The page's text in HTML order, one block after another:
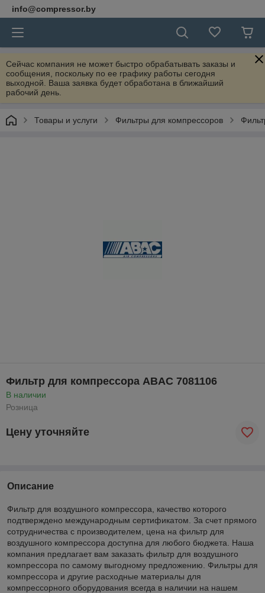
info@compressor.by
Сейчас компания не может быстро обрабатывать заказы и
сообщения, поскольку по ее графику работы сегодня
выходной. Ваша заявка будет обработана в ближайший
рабочий день.
Товары и услуги Фильтры для компрессоров
Фильтр для компрессора ABAC 7081106
В наличии
Розница
Цену уточняйте
Описание
Фильтр для воздушного компрессора, качество которого
подтверждено международным сертификатом. За счет прямого
сотрудничества с производителем, цена на фильтр для
воздушного компрессора доступна для любого бюджета. Наша
компания предлагает вам заказать фильтр для воздушного
компрессора по самому выгодному предложению. Фильтры для
компрессора и другие расходные материалы для
компрессорного оборудования всегда в наличии на нашем